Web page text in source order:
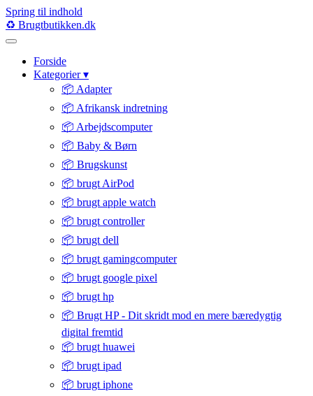
Spring til indhold
♻️ Brugtbutikken.dk
Forside
Kategorier▾
📦 Adapter
📦 Afrikansk indretning
📦 Arbejdscomputer
📦 Baby & Børn
📦 Brugskunst
📦 brugt AirPod
📦 brugt apple watch
📦 brugt controller
📦 brugt dell
📦 brugt gamingcomputer
📦 brugt google pixel
📦 brugt hp
📦 Brugt HP - Dit skridt mod en mere bæredygtig
digital fremtid
📦 brugt huawei
📦 brugt ipad
📦 brugt iphone